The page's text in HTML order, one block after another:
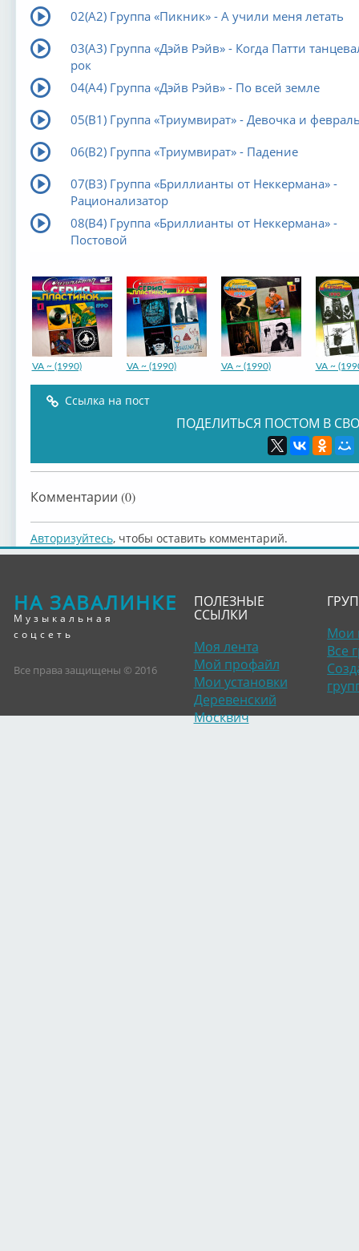
02(А2) Группа «Пикник» - А учили меня летать
03(А3) Группа «Дэйв Рэйв» - Когда Патти
рок
04(А4) Группа «Дэйв Рэйв» - По всей земле
05(В1) Группа «Триумвират» - Девочка и
06(В2) Группа «Триумвират» - Падение
07(В3) Группа «Бриллианты от Неккермана» -
Рационализатор
08(В4) Группа «Бриллианты от Неккермана» -
Постовой
VA ~ (1990) VA ~ (1990) VA ~ (1990) VA ~
Ссылка на пост
ПОДЕЛИТЬСЯ ПОСТОМ В
Комментарии (0)
Авторизуйтесь, чтобы оставить комментарий.
НА ЗАВАЛИНКЕ
Музыкальная
соцсеть
Все права защищены © 2016
ПОЛЕЗНЫЕ
ССЫЛКИ
Моя лента
Мой профайл
Мои установки
Деревенский
Москвич
Мои
Все